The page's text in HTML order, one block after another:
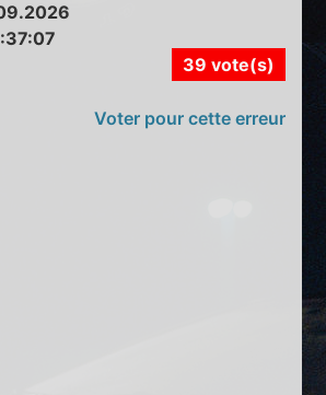
39 vote(s)
Voter pour cette erreur